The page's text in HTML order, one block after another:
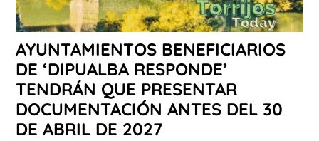
AYUNTAMIENTOS BENEFICIARIOS
DE ‘DIPUALBA RESPONDE’
TENDRÁN QUE PRESENTAR
DOCUMENTACIÓN ANTES DEL 30
DE ABRIL DE 2027